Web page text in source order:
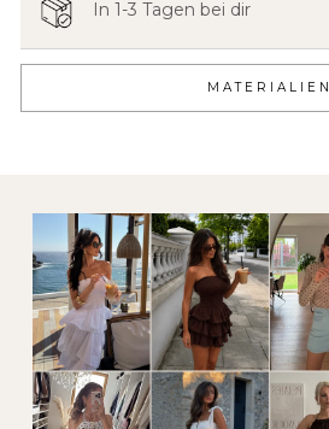
In 1-3 Tagen bei dir
MATERIALIEN